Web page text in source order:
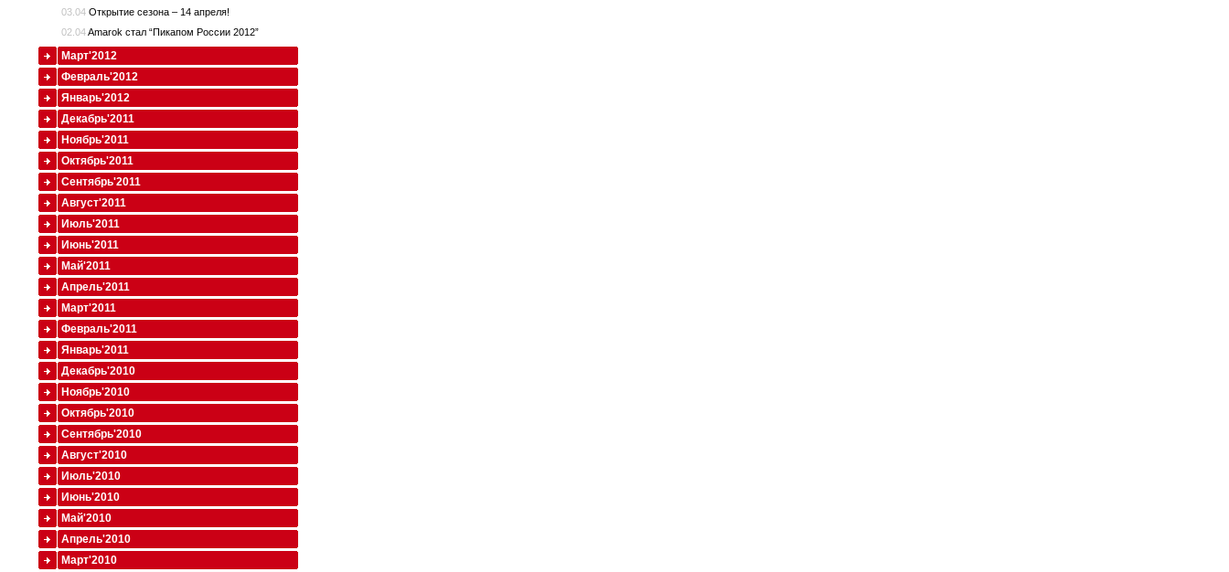
03.04 Открытие сезона – 14 апреля!
02.04Amarok стал “Пикапом России 2012”
Март'2012
Февраль'2012
Январь'2012
Декабрь'2011
Ноябрь'2011
Октябрь'2011
Сентябрь'2011
Август'2011
Июль'2011
Июнь'2011
Май'2011
Апрель'2011
Март'2011
Февраль'2011
Январь'2011
Декабрь'2010
Ноябрь'2010
Октябрь'2010
Сентябрь'2010
Август'2010
Июль'2010
Июнь'2010
Май'2010
Апрель'2010
Март'2010